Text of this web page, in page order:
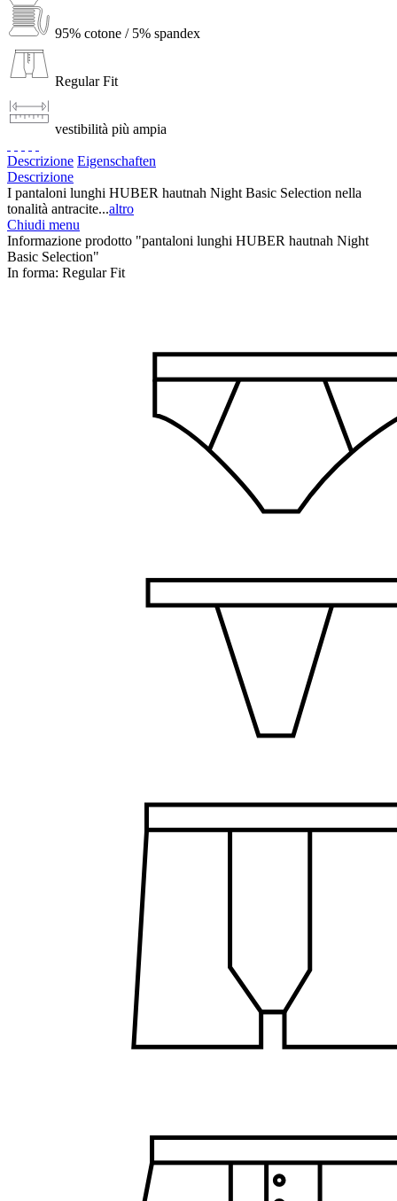
95% cotone / 5% spandex
Regular Fit
vestibilità più ampia
Descrizione Eigenschaften
Descrizione
I pantaloni lunghi HUBER hautnah Night Basic Selection nella
tonalità antracite...altro
Chiudi menu
Informazione prodotto "pantaloni lunghi HUBER hautnah Night
Basic Selection"
In forma: Regular Fit